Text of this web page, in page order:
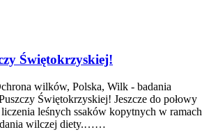
Świętokrzyskiej!
wilków, Polska, Wilk - badania
Świętokrzyskiej! Jeszcze do połowy
leśnych ssaków kopytnych w ramach
wilczej diety.……